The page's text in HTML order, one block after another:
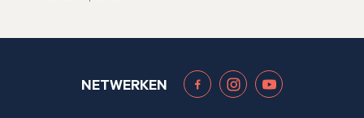
NETWERKEN